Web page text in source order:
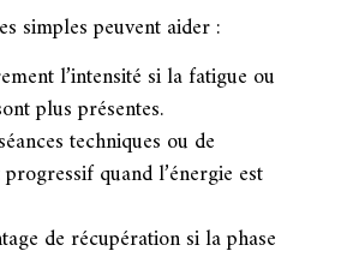
simples peuvent aider :
l’intensité si la fatigue ou
plus présentes.
techniques ou de
quand l’énergie est
de récupération si la phase